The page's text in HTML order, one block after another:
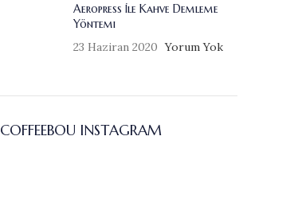
Aeropress İle Kahve Demleme
Yöntemi
23 Haziran 2020 Yorum Yok
COFFEEBOU INSTAGRAM